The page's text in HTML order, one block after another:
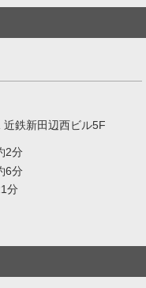
鉄新田辺西ビル5F
2分
6分
分